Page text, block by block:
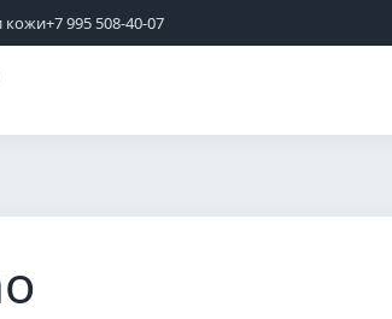
кожи+7 995 508-40-07